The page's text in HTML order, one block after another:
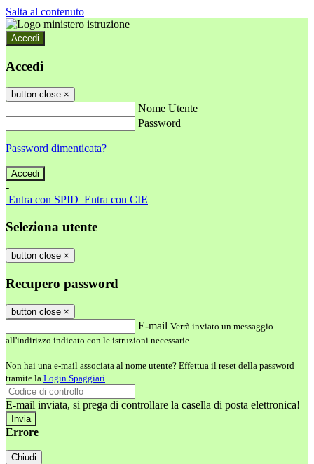
Salta al contenuto
Accedi
Accedi
button close ×
Nome Utente
Password
Password dimenticata?
-
Entra con SPID Entra con CIE
Seleziona utente
button close ×
Recupero password
button close ×
E-mail Verrà inviato un messaggio
all'indirizzo indicato con le istruzioni necessarie.
Non hai una e-mail associata al nome utente? Effettua il reset della password
tramite la Login Spaggiari
E-mail inviata, si prega di controllare la casella di posta elettronica!
Errore
Chiudi